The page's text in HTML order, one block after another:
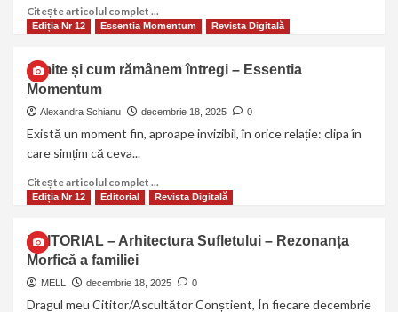
Citește articolul complet ...
Ediția Nr 12 Essentia Momentum Revista Digitală
Limite și cum rămânem întregi – Essentia
Momentum
Alexandra Schianu decembrie 18, 2025 0
Există un moment fin, aproape invizibil, în orice relație: clipa în
care simțim că ceva...
Citește articolul complet ...
Ediția Nr 12 Editorial Revista Digitală
EDITORIAL – Arhitectura Sufletului – Rezonanța
Morfică a familiei
MELL decembrie 18, 2025 0
Dragul meu Cititor/Ascultător Conștient, În fiecare decembrie